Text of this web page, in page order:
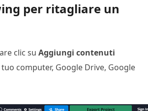
per ritagliare un
clic su Aggiungi contenuti
computer, Google Drive, Google